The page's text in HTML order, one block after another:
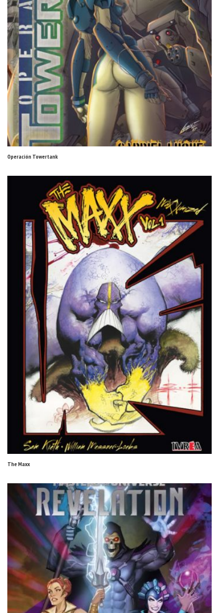
Operación Towertank
The Maxx